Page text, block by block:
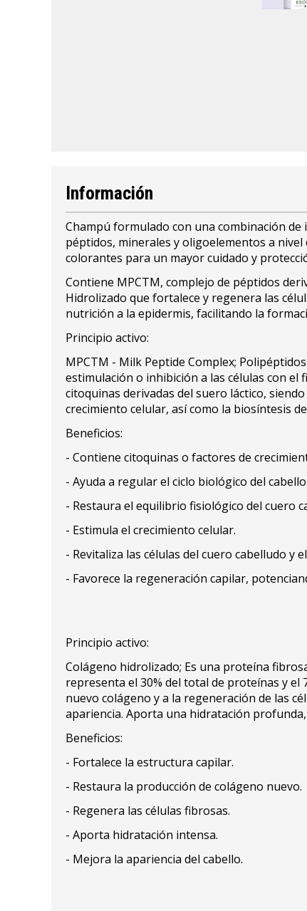
Información
Champú formulado con una combinación
péptidos, minerales y oligoelementos a
colorantes para un mayor cuidado y
Contiene MPCTM, complejo de péptidos
Hidrolizado que fortalece y regenera las
nutrición a la epidermis, facilitando la
Principio activo:
MPCTM - Milk Peptide Complex;
estimulación o inhibición a las células con
citoquinas derivadas del suero láctico,
crecimiento celular, así como la biosíntesis
Beneficios:
- Contiene citoquinas o factores de
- Ayuda a regular el ciclo biológico del cabello.
- Restaura el equilibrio fisiológico del cuero
- Estimula el crecimiento celular.
- Revitaliza las células del cuero cabelludo y
- Favorece la regeneración capilar,
Principio activo:
Colágeno hidrolizado; Es una proteína
representa el 30% del total de proteínas y el
nuevo colágeno y a la regeneración de las
apariencia. Aporta una hidratación
Beneficios:
- Fortalece la estructura capilar.
- Restaura la producción de colágeno nuevo.
- Regenera las células fibrosas.
- Aporta hidratación intensa.
- Mejora la apariencia del cabello.